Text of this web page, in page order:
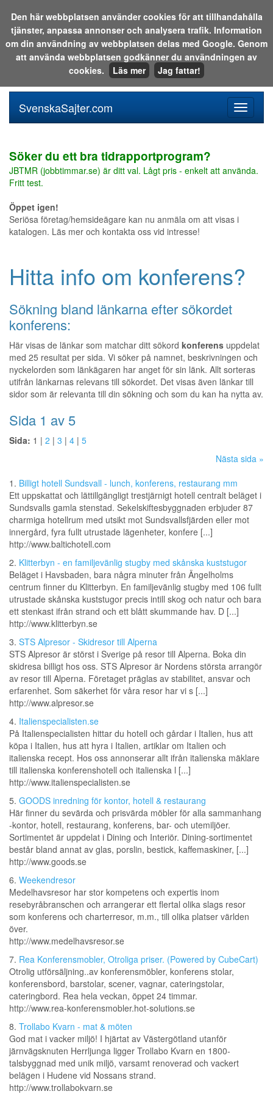
Sök i katalogen eller på webben:
meny
SvenskaSajter.com
Söker du ett bra tidrapportprogram?
JBTMR (jobbtimmar.se) är ditt val. Lågt pris - enkelt att använda.
Fritt test.
Öppet igen!
Seriösa företag/hemsideägare kan nu anmäla om att visas i
katalogen. Läs mer och kontakta oss vid intresse!
Hitta info om konferens?
Sökning bland länkarna efter sökordet
konferens:
Här visas de länkar som matchar ditt sökord konferens uppdelat
med 25 resultat per sida. Vi söker på namnet, beskrivningen och
nyckelorden som länkägaren har anget för sin länk. Allt sorteras
utifrån länkarnas relevans till sökordet. Det visas även länkar till
sidor som är relevanta till din sökning och som du kan ha nytta av.
Sida 1 av 5
Sida: 1 | 2 | 3 | 4 | 5
Nästa sida »
1. Billigt hotell Sundsvall - lunch, konferens, restaurang mm
Ett uppskattat och lättillgängligt trestjärnigt hotell centralt beläget i
Sundsvalls gamla stenstad. Sekelskiftesbyggnaden erbjuder 87
charmiga hotellrum med utsikt mot Sundsvallsfjärden eller mot
innergård, fyra fullt utrustade lägenheter, konfere [...]
http://www.baltichotell.com
2. Klitterbyn - en familjevänlig stugby med skånska kuststugor
Beläget i Havsbaden, bara några minuter från Ängelholms
centrum finner du Klitterbyn. En familjevänlig stugby med 106 fullt
utrustade skånska kuststugor precis intill skog och natur och bara
ett stenkast ifrån strand och ett blått skummande hav. D [...]
http://www.klitterbyn.se
3. STS Alpresor - Skidresor till Alperna
STS Alpresor är störst i Sverige på resor till Alperna. Boka din
skidresa billigt hos oss. STS Alpresor är Nordens största arrangör
av resor till Alperna. Företaget präglas av stabilitet, ansvar och
erfarenhet. Som säkerhet för våra resor har vi s [...]
http://www.alpresor.se
4. Italienspecialisten.se
På Italienspecialisten hittar du hotell och gårdar i Italien, hus att
köpa i Italien, hus att hyra i Italien, artiklar om Italien och
italienska recept. Hos oss annonserar allt ifrån italienska mäklare
till italienska konferenshotell och italienska l [...]
http://www.italienspecialisten.se
5. GOODS inredning för kontor, hotell & restaurang
Här finner du sevärda och prisvärda möbler för alla sammanhang
-kontor, hotell, restaurang, konferens, bar- och utemiljöer.
Sortimentet är uppdelat i Dining och Interiör. Dining-sortimentet
består bland annat av glas, porslin, bestick, kaffemaskiner, [...]
http://www.goods.se
6. Weekendresor
Medelhavsresor har stor kompetens och expertis inom
resebyråbranschen och arrangerar ett flertal olika slags resor
som konferens och charterresor, m.m., till olika platser världen
över.
http://www.medelhavsresor.se
7. Rea Konferensmobler, Otroliga priser. (Powered by CubeCart)
Otrolig utförsäljning..av konferensmöbler, konferens stolar,
konferensbord, barstolar, scener, vagnar, cateringstolar,
cateringbord. Rea hela veckan, öppet 24 timmar.
http://www.rea-konferensmobler.hot-solutions.se
8. Trollabo Kvarn - mat & möten
God mat i vacker miljö! I hjärtat av Västergötland utanför
järnvägsknuten Herrljunga ligger Trollabo Kvarn en 1800-
talsbyggnad med unik miljö, varsamt renoverad och vackert
belägen i Hudene vid Nossans strand.
http://www.trollabokvarn.se
Den här webbplatsen använder cookies för att tillhandahålla
tjänster, anpassa annonser och analysera trafik. Information
om din användning av webbplatsen delas med Google. Genom
att använda webbplatsen godkänner du användningen av
cookies.
Läs mer Jag fattar!